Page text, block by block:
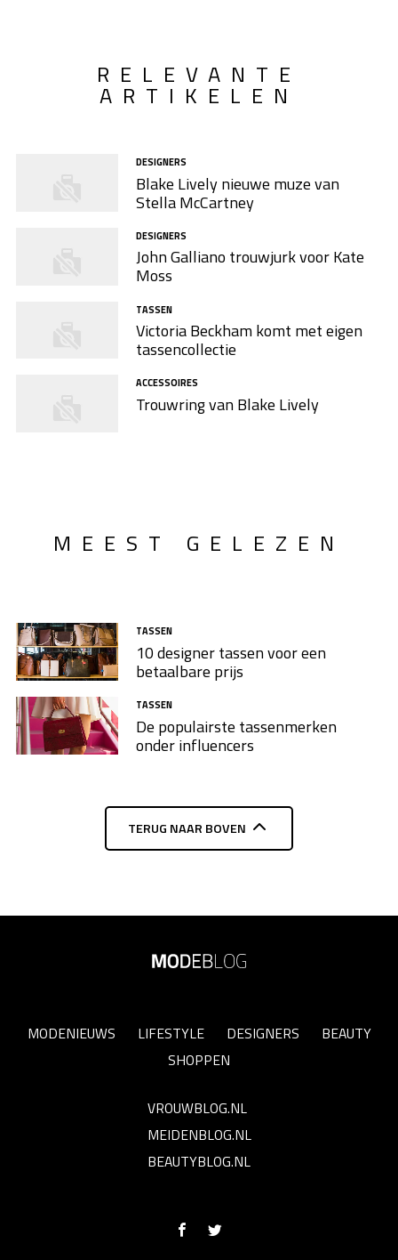
RELEVANTE
ARTIKELEN
DESIGNERS
Blake Lively nieuwe muze van
Stella McCartney
DESIGNERS
John Galliano trouwjurk voor Kate
Moss
TASSEN
Victoria Beckham komt met eigen
tassencollectie
ACCESSOIRES
Trouwring van Blake Lively
MEEST GELEZEN
TASSEN
10 designer tassen voor een
betaalbare prijs
TASSEN
De populairste tassenmerken
onder influencers
TERUG NAAR BOVEN
MODENIEUWS LIFESTYLE DESIGNERS
BEAUTY
SHOPPEN
VROUWBLOG.NL
MEIDENBLOG.NL
BEAUTYBLOG.NL